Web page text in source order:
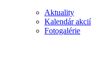
Aktuality
Kalendár akcií
Fotogalérie